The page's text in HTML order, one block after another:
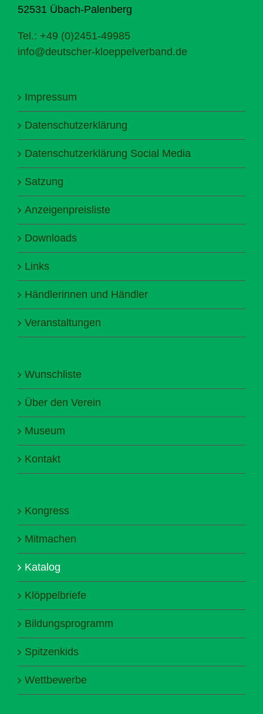
52531 Übach-Palenberg
Tel.: +49 (0)2451-49985
info@deutscher-kloeppelverband.de
Impressum
Datenschutzerklärung
Datenschutzerklärung Social Media
Satzung
Anzeigenpreisliste
Downloads
Links
Händlerinnen und Händler
Veranstaltungen
Wunschliste
Über den Verein
Museum
Kontakt
Kongress
Mitmachen
Katalog
Klöppelbriefe
Bildungsprogramm
Spitzenkids
Wettbewerbe